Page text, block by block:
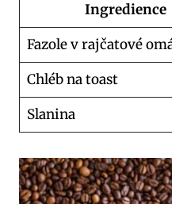
Ingredience
Fazole v rajčatové
Chléb na toast
Slanina